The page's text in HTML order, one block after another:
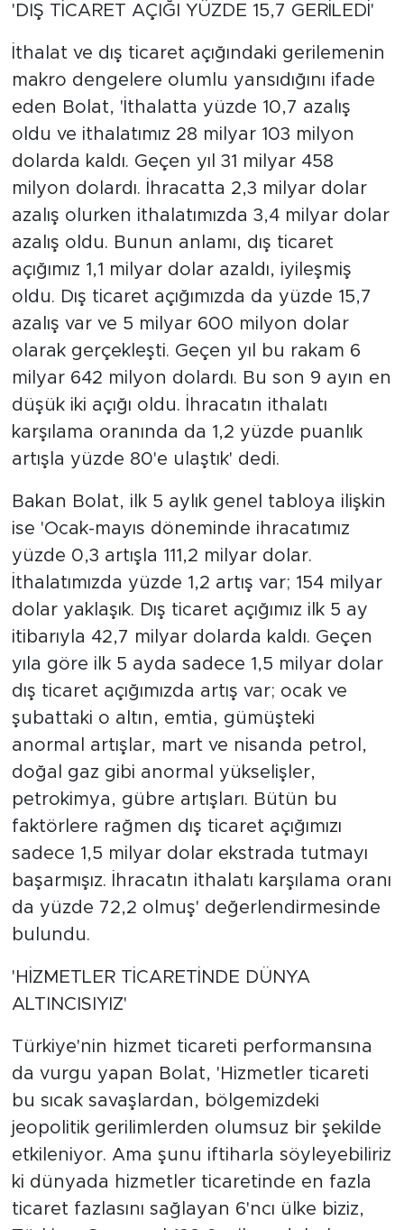
'DIŞ TİCARET AÇIĞI YÜZDE 15,7 GERİLEDİ'
İthalat ve dış ticaret açığındaki gerilemenin
makro dengelere olumlu yansıdığını ifade
eden Bolat, 'İthalatta yüzde 10,7 azalış
oldu ve ithalatımız 28 milyar 103 milyon
dolarda kaldı. Geçen yıl 31 milyar 458
milyon dolardı. İhracatta 2,3 milyar dolar
azalış olurken ithalatımızda 3,4 milyar dolar
azalış oldu. Bunun anlamı, dış ticaret
açığımız 1,1 milyar dolar azaldı, iyileşmiş
oldu. Dış ticaret açığımızda da yüzde 15,7
azalış var ve 5 milyar 600 milyon dolar
olarak gerçekleşti. Geçen yıl bu rakam 6
milyar 642 milyon dolardı. Bu son 9 ayın en
düşük iki açığı oldu. İhracatın ithalatı
karşılama oranında da 1,2 yüzde puanlık
artışla yüzde 80'e ulaştık' dedi.
Bakan Bolat, ilk 5 aylık genel tabloya ilişkin
ise 'Ocak-mayıs döneminde ihracatımız
yüzde 0,3 artışla 111,2 milyar dolar.
İthalatımızda yüzde 1,2 artış var; 154 milyar
dolar yaklaşık. Dış ticaret açığımız ilk 5 ay
itibarıyla 42,7 milyar dolarda kaldı. Geçen
yıla göre ilk 5 ayda sadece 1,5 milyar dolar
dış ticaret açığımızda artış var; ocak ve
şubattaki o altın, emtia, gümüşteki
anormal artışlar, mart ve nisanda petrol,
doğal gaz gibi anormal yükselişler,
petrokimya, gübre artışları. Bütün bu
faktörlere rağmen dış ticaret açığımızı
sadece 1,5 milyar dolar ekstrada tutmayı
başarmışız. İhracatın ithalatı karşılama oranı
da yüzde 72,2 olmuş' değerlendirmesinde
bulundu.
'HİZMETLER TİCARETİNDE DÜNYA
ALTINCISIYIZ'
Türkiye'nin hizmet ticareti performansına
da vurgu yapan Bolat, 'Hizmetler ticareti
bu sıcak savaşlardan, bölgemizdeki
jeopolitik gerilimlerden olumsuz bir şekilde
etkileniyor. Ama şunu iftiharla söyleyebiliriz
ki dünyada hizmetler ticaretinde en fazla
ticaret fazlasını sağlayan 6'ncı ülke biziz,